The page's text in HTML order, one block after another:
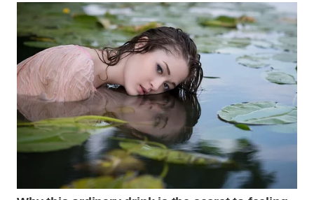
WN
TAPANULI
TENGAH
WN DELI
SERDANG
WN
TEBING
TINGGI
WN